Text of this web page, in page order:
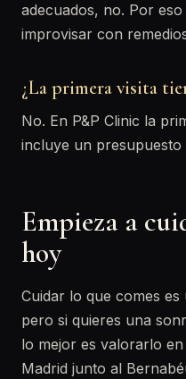
adecuados, no. Por
improvisar con
¿La primera visita
No. En P&P Clinic la
incluye un
Empieza a
hoy
Cuidar lo que comes
pero si quieres una
lo mejor es valorarlo
Madrid junto al